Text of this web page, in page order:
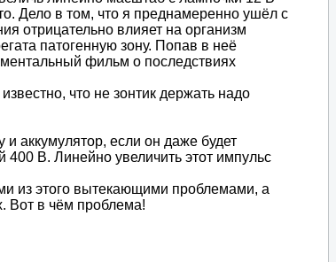
Дело в том, что я преднамеренно ушёл с
отрицательно влияет на организм
патогенную зону. Попав в неё
фильм о последствиях
что не зонтик держать надо
аккумулятор, если он даже будет
400 В. Линейно увеличить этот импульс
из этого вытекающими проблемами, а
Вот в чём проблема!